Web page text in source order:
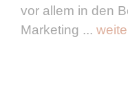
vor allem in den
Marketing ...